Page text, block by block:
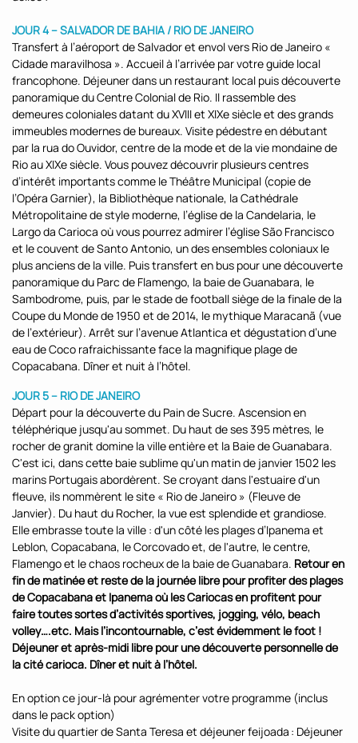
JOUR 4 – SALVADOR DE BAHIA / RIO DE JANEIRO
Transfert à l’aéroport de Salvador et envol vers Rio de Janeiro «
Cidade maravilhosa ». Accueil à l’arrivée par votre guide local
francophone. Déjeuner dans un restaurant local puis découverte
panoramique du Centre Colonial de Rio. Il rassemble des
demeures coloniales datant du XVIII et XIXe siècle et des grands
immeubles modernes de bureaux. Visite pédestre en débutant
par la rua do Ouvidor, centre de la mode et de la vie mondaine de
Rio au XIXe siècle. Vous pouvez découvrir plusieurs centres
d’intérêt importants comme le Théâtre Municipal (copie de
l’Opéra Garnier), la Bibliothèque nationale, la Cathédrale
Métropolitaine de style moderne, l’église de la Candelaria, le
Largo da Carioca où vous pourrez admirer l’église São Francisco
et le couvent de Santo Antonio, un des ensembles coloniaux le
plus anciens de la ville. Puis transfert en bus pour une découverte
panoramique du Parc de Flamengo, la baie de Guanabara, le
Sambodrome, puis, par le stade de football siège de la finale de la
Coupe du Monde de 1950 et de 2014, le mythique Maracanã (vue
de l’extérieur). Arrêt sur l’avenue Atlantica et dégustation d’une
eau de Coco rafraichissante face la magnifique plage de
Copacabana. Dîner et nuit à l’hôtel.
JOUR 5 – RIO DE JANEIRO
Départ pour la découverte du Pain de Sucre. Ascension en
téléphérique jusqu'au sommet. Du haut de ses 395 mètres, le
rocher de granit domine la ville entière et la Baie de Guanabara.
C'est ici, dans cette baie sublime qu'un matin de janvier 1502 les
marins Portugais abordèrent. Se croyant dans l'estuaire d'un
fleuve, ils nommèrent le site « Rio de Janeiro » (Fleuve de
Janvier). Du haut du Rocher, la vue est splendide et grandiose.
Elle embrasse toute la ville : d'un côté les plages d’Ipanema et
Leblon, Copacabana, le Corcovado et, de l'autre, le centre,
Flamengo et le chaos rocheux de la baie de Guanabara. Retour en
fin de matinée et reste de la journée libre pour profiter des plages
de Copacabana et Ipanema où les Cariocas en profitent pour
faire toutes sortes d’activités sportives, jogging, vélo, beach
volley….etc. Mais l’incontournable, c’est évidemment le foot !
Déjeuner et après-midi libre pour une découverte personnelle de
la cité carioca. Dîner et nuit à l’hôtel.
En option ce jour-là pour agrémenter votre programme (inclus
dans le pack option)
Visite du quartier de Santa Teresa et déjeuner feijoada : Déjeuner